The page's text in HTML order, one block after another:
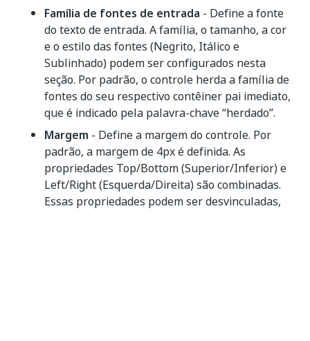
Família de fontes de entrada - Define a fonte
do texto de entrada. A família, o tamanho, a cor
e o estilo das fontes (Negrito, Itálico e
Sublinhado) podem ser configurados nesta
seção. Por padrão, o controle herda a família de
fontes do seu respectivo contêiner pai imediato,
que é indicado pela palavra-chave “herdado”.
Margem - Define a margem do controle. Por
padrão, a margem de 4px é definida. As
propriedades Top/Bottom (Superior/Inferior) e
Left/Right (Esquerda/Direita) são combinadas.
Essas propriedades podem ser desvinculadas,